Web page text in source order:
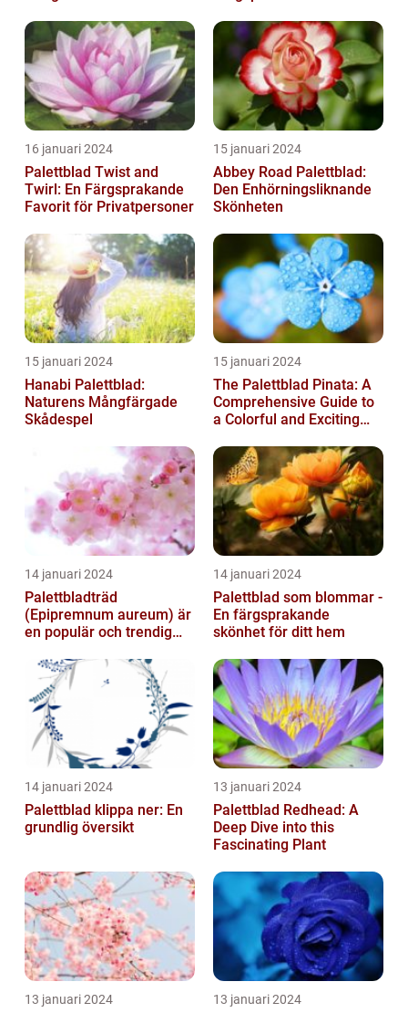
16 januari 2024
Palettblad Twist and
Twirl: En Färgsprakande
Favorit för Privatpersoner
15 januari 2024
Abbey Road Palettblad:
Den Enhörningsliknande
Skönheten
15 januari 2024
Hanabi Palettblad:
Naturens Mångfärgade
Skådespel
15 januari 2024
The Palettblad Pinata: A
Comprehensive Guide to
a Colorful and Exciting
14 januari 2024
Palettbladträd
(Epipremnum aureum) är
en populär och trendig
populär de ...
14 januari 2024
Palettblad som blommar -
En färgsprakande
skönhet för ditt hem
14 januari 2024
Palettblad klippa ner: En
grundlig översikt
13 januari 2024
Palettblad Redhead: A
Deep Dive into this
Fascinating Plant
13 januari 2024 13 januari 2024